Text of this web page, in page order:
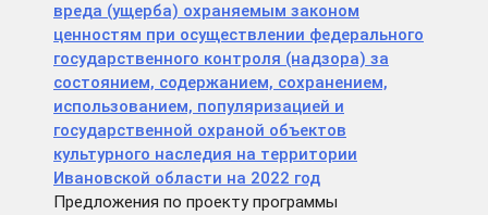
вреда (ущерба) охраняемым законом
ценностям при осуществлении федерального
государственного контроля (надзора) за
состоянием, содержанием, сохранением,
использованием, популяризацией и
государственной охраной объектов
культурного наследия на территории
Ивановской области на 2022 год
Предложения по проекту программы